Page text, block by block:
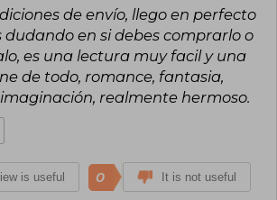
de envío, llego en perfecto
dudando en si debes comprarlo o
es una lectura muy facil y una
de todo, romance, fantasia,
realmente hermoso.
is useful 0 It is not useful